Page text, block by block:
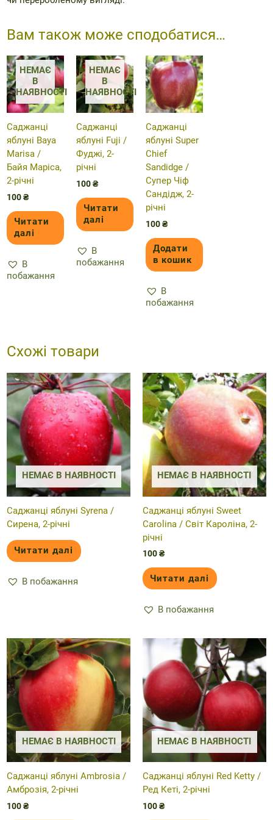
Вам також може сподобатися…
НЕМАЄ
В
НАЯВНОСТІ
Саджанці
яблуні Baya
Marisa /
Байя Маріса,
2-річні
100₴
Читати
далі
В
побажання
НЕМАЄ
В
НАЯВНОСТІ
Саджанці
яблуні Fuji /
Фуджі, 2-
річні
100₴
Читати
далі
В
побажання
Саджанці
яблуні Super
Chief
Sandidge /
Супер Чіф
Сандідж, 2-
річні
100₴
Додати
в кошик
В
побажання
Схожі товари
НЕМАЄ В НАЯВНОСТІ
Саджанці яблуні Syrena /
Сирена, 2-річні
Читати далі
В побажання
НЕМАЄ В НАЯВНОСТІ
Саджанці яблуні Sweet
Carolina / Світ Кароліна, 2-
річні
100₴
Читати далі
В побажання
НЕМАЄ В НАЯВНОСТІ
Саджанці яблуні Ambrosia /
Амброзія, 2-річні
100₴
НЕМАЄ В НАЯВНОСТІ
Саджанці яблуні Red Ketty /
Ред Кеті, 2-річні
100₴